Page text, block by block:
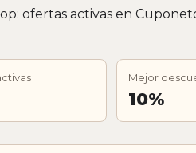
ofertas activas en
Mejor
10%